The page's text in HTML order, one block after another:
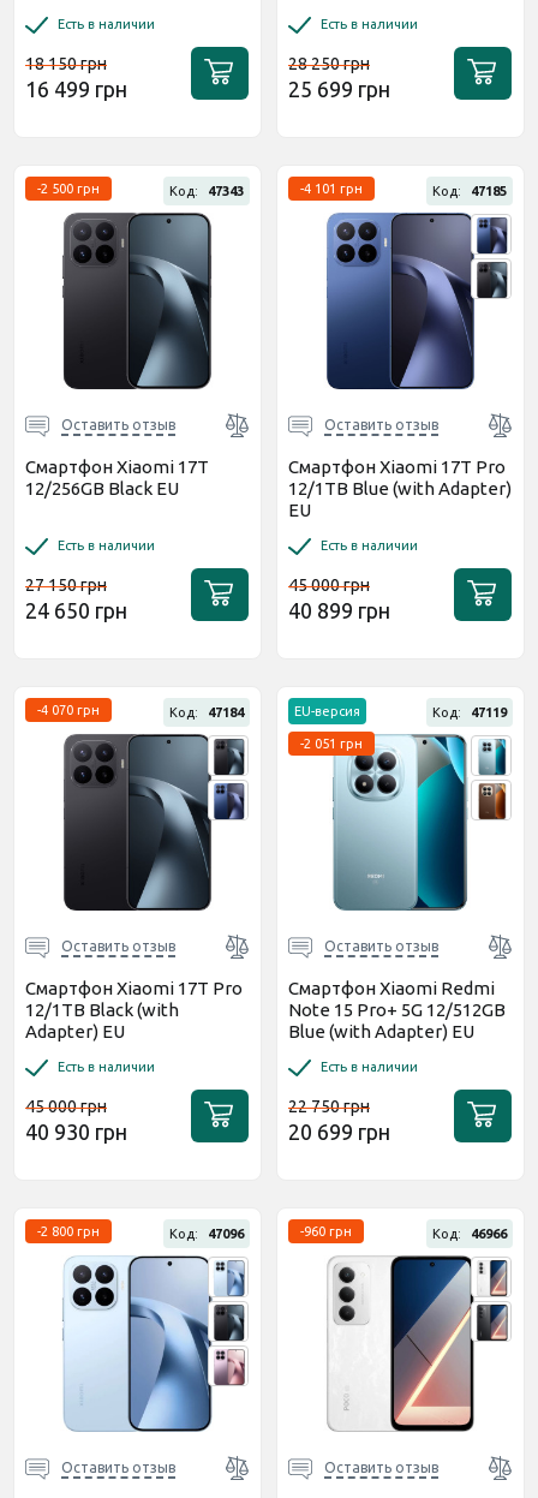
Есть в наличии
18 150 грн
16 499 грн
Есть в наличии
28 250 грн
25 699 грн
Код: 47343
-2 500 грн
Оставить отзыв
Смартфон Xiaomi 17T
12/256GB Black EU
Есть в наличии
27 150 грн
24 650 грн
Код: 47185
-4 101 грн
Оставить отзыв
Смартфон Xiaomi 17T Pro
12/1TB Blue (with Adapter)
EU
Есть в наличии
45 000 грн
40 899 грн
Код: 47184
-4 070 грн
Оставить отзыв
Смартфон Xiaomi 17T Pro
12/1TB Black (with
Adapter) EU
Есть в наличии
45 000 грн
40 930 грн
Код: 47119
EU-версия
-2 051 грн
Оставить отзыв
Смартфон Xiaomi Redmi
Note 15 Pro+ 5G 12/512GB
Blue (with Adapter) EU
Есть в наличии
22 750 грн
20 699 грн
Код: 47096
-2 800 грн
Оставить отзыв
Код: 46966
-960 грн
Оставить отзыв